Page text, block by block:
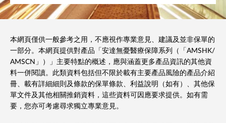
本網頁僅供一般參考之用，不應視作專業意見、建議及並非保單的
一部分。本網頁提供對產品「安達無憂醫療保障系列（「AMSHK/
AMSCN」）」主要特點的概述，應與涵蓋更多產品資訊的其他資
料一併閱讀。此類資料包括但不限於載有主要產品風險的產品介紹
冊、載有詳細細則及條款的保單條款、利益說明（如有）、其他保
單文件及其他相關推銷資料，這些資料可因應要求提供。如有需
要，您亦可考慮尋求獨立專業意見。